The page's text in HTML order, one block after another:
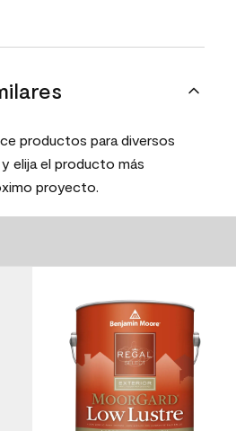
productos para diversos
elija el producto más
proyecto.